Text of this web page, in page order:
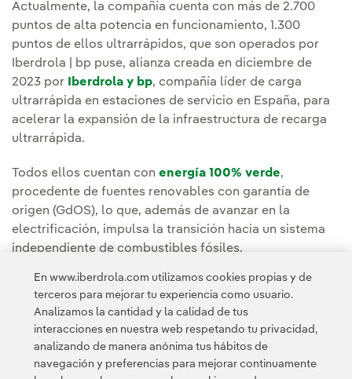
Actualmente, la compañía cuenta con más de 2.700
puntos de alta potencia en funcionamiento, 1.300
puntos de ellos ultrarrápidos, que son operados por
Iberdrola | bp puse, alianza creada en diciembre de
2023 por
Iberdrola y bp, compañía líder de carga
ultrarrápida en estaciones de servicio en España, para
acelerar la expansión de la infraestructura de recarga
ultrarrápida.
Todos ellos cuentan con energía 100% verde,
procedente de fuentes renovables con garantía de
origen (GdOS), lo que, además de avanzar en la
electrificación, impulsa la transición hacia un sistema
independiente de combustibles fósiles.
Puedes leer la noticia completa en laSala de
comunicación de Iberdrola España.
En www.iberdrola.com utilizamos cookies propias y de
terceros para mejorar tu experiencia como usuario.
Analizamos la cantidad y la calidad de tus
interacciones en nuestra web respetando tu privacidad,
analizando de manera anónima tus hábitos de
navegación y preferencias para mejorar continuamente